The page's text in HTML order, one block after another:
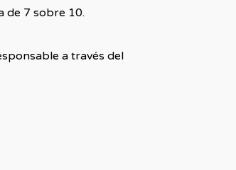
de 7 sobre 10.
a través del